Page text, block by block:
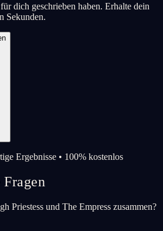
dich geschrieben haben. Erhalte dein
Sekunden.
Ergebnisse • 100% kostenlos
Priestess und The Empress zusammen?